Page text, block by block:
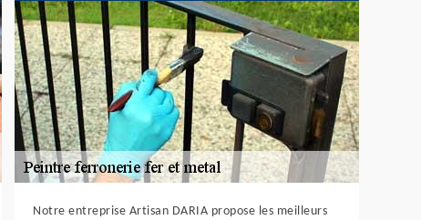
Notre entreprise Artisan DARIA propose les meilleurs